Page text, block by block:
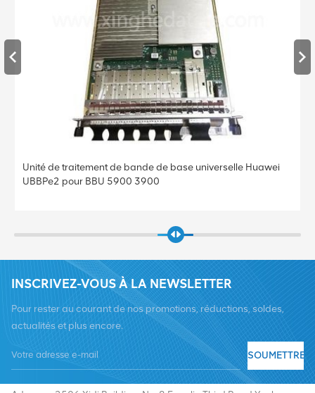
Unité de traitement de bande de base universelle Huawei
UBBPe2 pour BBU 5900 3900
INSCRIVEZ-VOUS À LA NEWSLETTER
Pour rester au courant de nos promotions, réductions, soldes,
actualités et plus encore.
SOUMETTRE
Tél :+8619376997331